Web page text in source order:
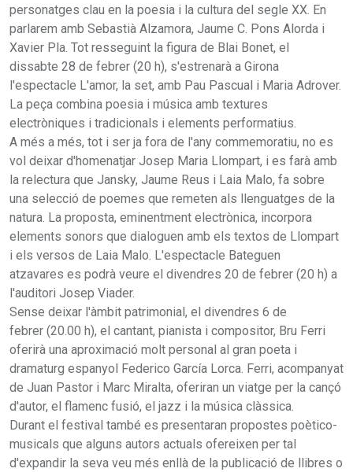
personatges clau en la poesia i la cultura del segle XX. En
parlarem amb Sebastià Alzamora, Jaume C. Pons Alorda i
Xavier Pla. Tot resseguint la figura de Blai Bonet, el
dissabte 28 de febrer (20 h), s'estrenarà a Girona
l'espectacle L'amor, la set, amb Pau Pascual i Maria Adrover.
La peça combina poesia i música amb textures
electròniques i tradicionals i elements performatius.
A més a més, tot i ser ja fora de l'any commemoratiu, no es
vol deixar d'homenatjar Josep Maria Llompart, i es farà amb
la relectura que Jansky, Jaume Reus i Laia Malo, fa sobre
una selecció de poemes que remeten als llenguatges de la
natura. La proposta, eminentment electrònica, incorpora
elements sonors que dialoguen amb els textos de Llompart
i els versos de Laia Malo. L'espectacle Bateguen
atzavares es podrà veure el divendres 20 de febrer (20 h) a
l'auditori Josep Viader.
Sense deixar l'àmbit patrimonial, el divendres 6 de
febrer (20.00 h), el cantant, pianista i compositor, Bru Ferri
oferirà una aproximació molt personal al gran poeta i
dramaturg espanyol Federico García Lorca. Ferri, acompanyat
de Juan Pastor i Marc Miralta, oferiran un viatge per la cançó
d'autor, el flamenc fusió, el jazz i la música clàssica.
Durant el festival també es presentaran propostes poètico-
musicals que alguns autors actuals ofereixen per tal
d'expandir la seva veu més enllà de la publicació de llibres o